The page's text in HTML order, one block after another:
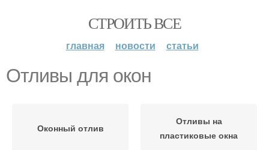
СТРОИТЬ ВСЕ
главная новости статьи
Отливы для окон
Оконный отлив
Отливы на
пластиковые окна